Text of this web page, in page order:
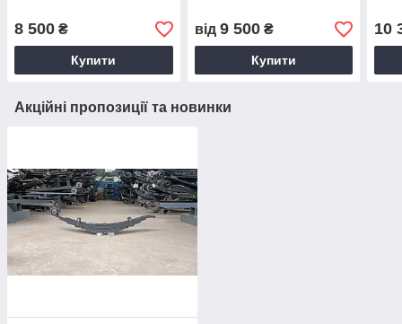
8 500 ₴
Купити
від 9 500₴
Купити
10
Акційні пропозиції та новинки